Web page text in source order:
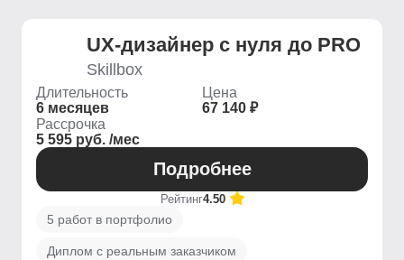
UX-дизайнер с нуля до PRO
Skillbox
Длительность
6 месяцев
Цена
67 140 ₽
Рассрочка
5 595 руб. /мес
Подробнее
Рейтинг4.50
5 работ в портфолио
Диплом с реальным заказчиком